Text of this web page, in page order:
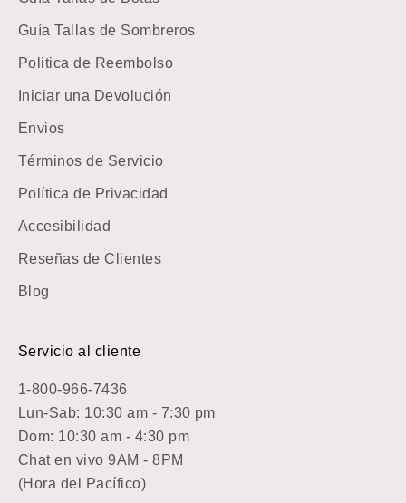
Guía Tallas de Sombreros
Politica de Reembolso
Iniciar una Devolución
Envios
Términos de Servicio
Política de Privacidad
Accesibilidad
Reseñas de Clientes
Blog
Servicio al cliente
1-800-966-7436
Lun-Sab: 10:30 am - 7:30 pm
Dom: 10:30 am - 4:30 pm
Chat en vivo 9AM - 8PM
(Hora del Pacífico)